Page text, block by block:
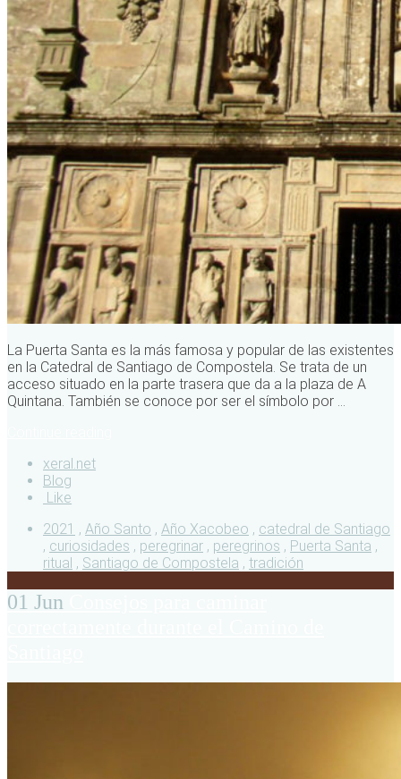
La Puerta Santa es la más famosa y popular de las existentes
en la Catedral de Santiago de Compostela. Se trata de un
acceso situado en la parte trasera que da a la plaza de A
Quintana. También se conoce por ser el símbolo por ...
xeral.net
Blog
Like
2021 , Año Santo , Año Xacobeo , catedral de Santiago
, curiosidades , peregrinar , peregrinos , Puerta Santa ,
ritual , Santiago de Compostela , tradición
01 Jun